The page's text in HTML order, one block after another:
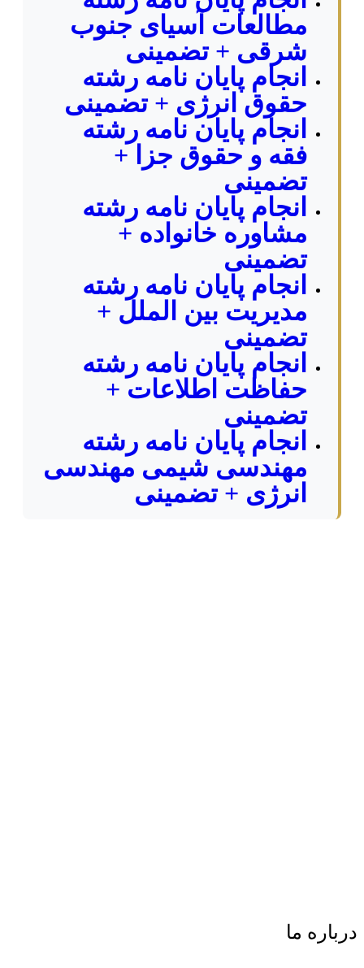
مطالعات آسیای جنوب
شرقی + تضمینی
انجام پایان نامه رشته
حقوق انرژی + تضمینی
انجام پایان نامه رشته
فقه و حقوق جزا +
تضمینی
انجام پایان نامه رشته
مشاوره خانواده +
تضمینی
انجام پایان نامه رشته
مدیریت بین الملل +
تضمینی
انجام پایان نامه رشته
حفاظت اطلاعات +
تضمینی
انجام پایان نامه رشته
مهندسی شیمی مهندسی
انرژی + تضمینی
درباره ما